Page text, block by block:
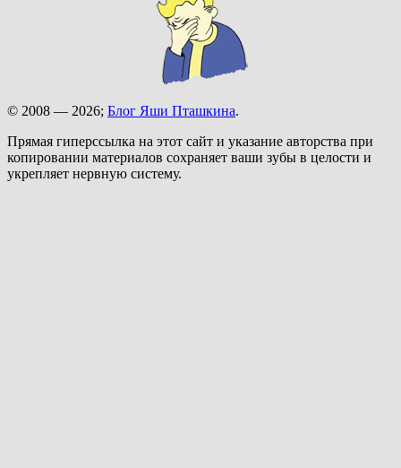
© 2008 — 2026; Блог Яши Пташкина.
Прямая гиперссылка на этот сайт и указание авторства при
копировании материалов сохраняет ваши зубы в целости и
укрепляет нервную систему.